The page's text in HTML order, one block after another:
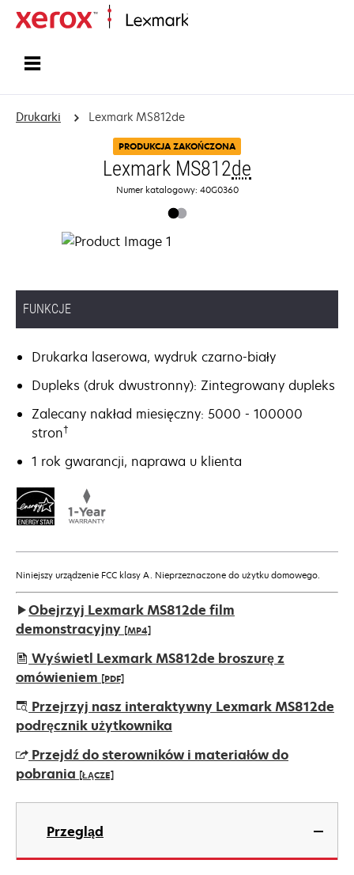
Drukarki Lexmark MS812de
PRODUKCJA ZAKOŃCZONA
Lexmark MS812de
Numer katalogowy: 40G0360
FUNKCJE
Drukarka laserowa, wydruk czarno-biały
Dupleks (druk dwustronny): Zintegrowany dupleks
Zalecany nakład miesięczny: 5000 - 100000
stron†
1 rok gwarancji, naprawa u klienta
Niniejszy urządzenie FCC klasy A. Nieprzeznaczone do użytku domowego.
Obejrzyj Lexmark MS812de film
demonstracyjny [MP4]
Wyświetl Lexmark MS812de broszurę z
omówieniem [PDF]
opens
in
new
tab
Przejrzyj nasz interaktywny Lexmark MS812de
podręcznik użytkownika
Przejdź do sterowników i materiałów do
pobrania [ŁĄCZE]
opens
new
Przegląd